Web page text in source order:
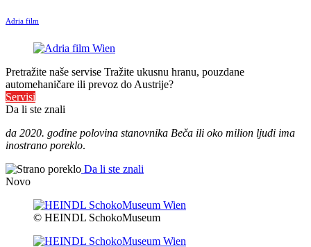
Adria film
Pretražite naše servise Tražite ukusnu hranu, pouzdane
automehaničare ili prevoz do Austrije?
Servisi
Da li ste znali
da 2020. godine polovina stanovnika Beča ili oko milion ljudi ima
inostrano poreklo.
Da li ste znali
Novo
© HEINDL SchokoMuseum